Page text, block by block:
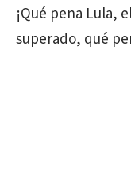
¡Qué pena Lula,
superado, qué